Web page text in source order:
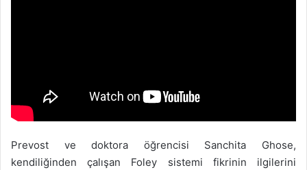
Prevost ve doktora öğrencisi Sanchita Ghose,
kendiliğinden çalışan Foley sistemi fikrinin ilgilerini